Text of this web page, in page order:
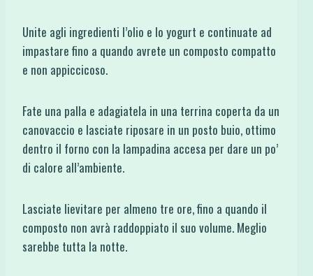
Unite agli ingredienti l’olio e lo yogurt e continuate ad
impastare fino a quando avrete un composto compatto
e non appiccicoso.
Fate una palla e adagiatela in una terrina coperta da un
canovaccio e lasciate riposare in un posto buio, ottimo
dentro il forno con la lampadina accesa per dare un po’
di calore all’ambiente.
Lasciate lievitare per almeno tre ore, fino a quando il
composto non avrà raddoppiato il suo volume. Meglio
sarebbe tutta la notte.